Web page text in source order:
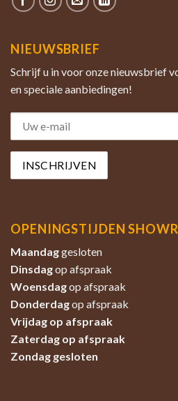
NIEUWSBRIEF
Schrijf u in voor onze nieuwsbrief
en speciale aanbiedingen!
OPENINGSTIJDEN
Maandaggesloten
Dinsdagop afspraak
Woensdagop afspraak
Donderdagop afspraak
Vrijdag op afspraak
Zaterdag op afspraak
Zondag gesloten